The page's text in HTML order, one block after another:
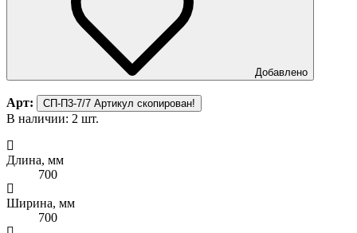
Добавлено
Арт: СП-П3-7/7 Артикул скопирован!
В наличии: 2 шт.
Длина, мм
700
Ширина, мм
700